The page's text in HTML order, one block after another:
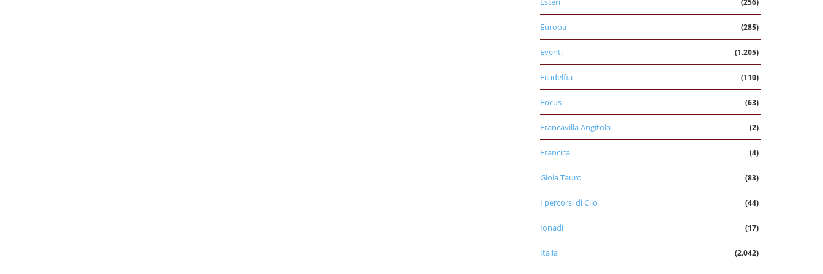
(256)
Europa (285)
Eventi (1.205)
Filadelfia (110)
Focus (63)
Francavilla Angitola (2)
Francica (4)
Gioia Tauro (83)
I percorsi di Clio (44)
Ionadi (17)
Italia (2.042)